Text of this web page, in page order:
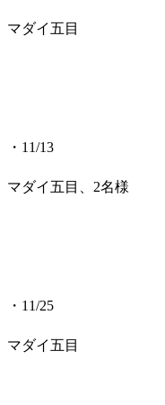
マダイ五目
・11/13
マダイ五目、2名様
・11/25
マダイ五目